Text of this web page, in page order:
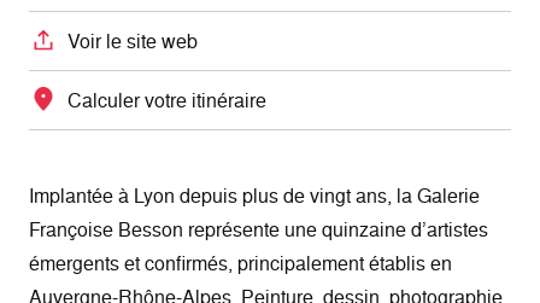
Voir le site web
Calculer votre itinéraire
Implantée à Lyon depuis plus de vingt ans, la Galerie
Françoise Besson représente une quinzaine d’artistes
émergents et confirmés, principalement établis en
Auvergne-Rhône-Alpes. Peinture, dessin, photographie,